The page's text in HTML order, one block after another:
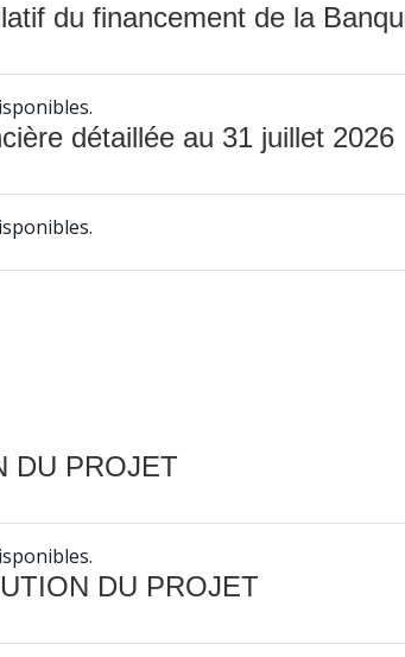
du financement de la
détaillée au 31 juillet 2026
DU PROJET
DU PROJET